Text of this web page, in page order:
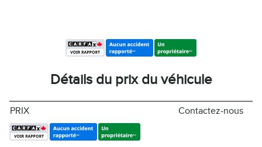
Détails du prix du véhicule
PRIX Contactez-nous